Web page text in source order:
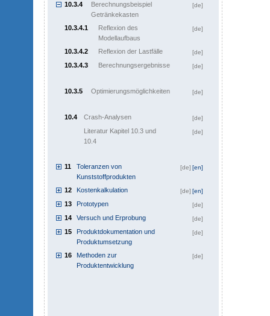
10.3.4
Berechnungsbeispiel
Getränkekasten
[de]
10.3.4.1
Reflexion des
Modellaufbaus
[de]
10.3.4.2 Reflexion der Lastfälle [de]
10.3.4.3 Berechnungsergebnisse [de]
10.3.5 Optimierungsmöglichkeiten [de]
10.4 Crash-Analysen [de]
Literatur Kapitel 10.3 und
10.4
[de]
11
Toleranzen von
Kunststoffprodukten
[en]
[de]
12 Kostenkalkulation [en]
[de]
13 Prototypen [de]
14 Versuch und Erprobung [de]
15
Produktdokumentation und
Produktumsetzung
[de]
16
Methoden zur
Produktentwicklung
[de]